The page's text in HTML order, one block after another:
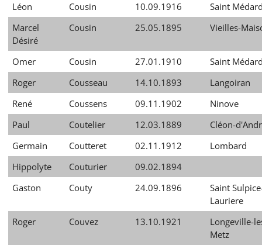
Léon
Cousin 10.09.1916
Saint
Marcel
Désiré
Cousin 25.05.1895 Vieilles-
Omer Cousin 27.01.1910
Saint
Roger
Cousseau 14.10.1893
Langoiran
René
Coussens 09.11.1902
Ninove
Paul
Coutelier 12.03.1889
Cléon-
Germain
Coutteret 02.11.1912
Lombard
Hippolyte
Couturier
09.02.1894
Gaston
Couty 24.09.1896
Saint
Lauriere
Roger
Couvez 13.10.1921
Longeville-
Metz